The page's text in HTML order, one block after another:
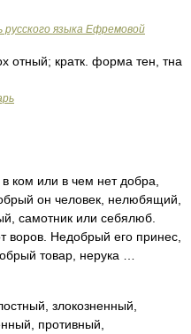
языка Ефремовой
отный; кратк. форма тен, тна
или в чем нет добра,
он человек, нелюбящий,
самотник или себялюб.
воров. Недобрый его принес,
товар, нерука …
злокозненный,
противный,